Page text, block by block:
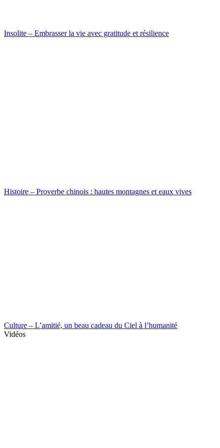
Insolite – Embrasser la vie avec gratitude et résilience
Histoire – Proverbe chinois : hautes montagnes et eaux vives
Culture – L’amitié, un beau cadeau du Ciel à l’humanité
Vidéos